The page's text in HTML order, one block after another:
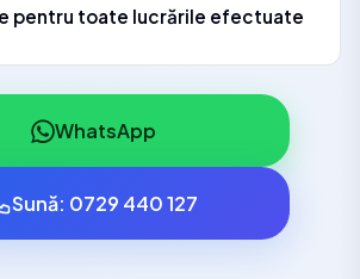
pentru toate lucrările efectuate
WhatsApp
Sună: 0729 440 127